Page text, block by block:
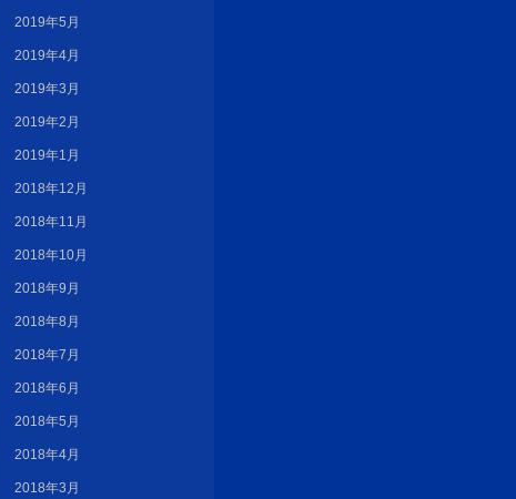
2019年5月
2019年4月
2019年3月
2019年2月
2019年1月
2018年12月
2018年11月
2018年10月
2018年9月
2018年8月
2018年7月
2018年6月
2018年5月
2018年4月
2018年3月